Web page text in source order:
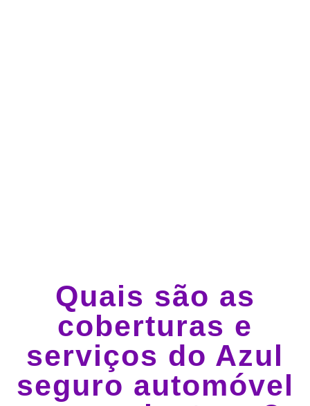
Quais são as
coberturas e
serviços do Azul
seguro automóvel